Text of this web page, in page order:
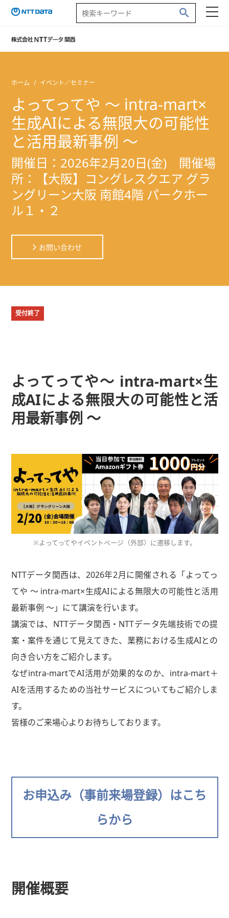
ホーム イベント／セミナー
よってってや ～ intra-mart×
生成AIによる無限大の可能性
と活用最新事例 ～
開催日：2026年2月20日(金) 開催場
所：【大阪】コングレスクエア グラ
ングリーン大阪 南館4階 パークホー
ル１・２
お問い合わせ
受付終了
よってってや～ intra-mart×生
成AIによる無限大の可能性と活
用最新事例 ～
※よってってやイベントページ（外部）に遷移します。
NTTデータ関西は、2026年2月に開催される「よってっ
てや ～ intra-mart×生成AIによる無限大の可能性と活用
最新事例 ～」にて講演を行います。
講演では、NTTデータ関西・NTTデータ先端技術での提
案・案件を通じて見えてきた、業務における生成AIとの
向き合い方をご紹介します。
なぜintra-martでAI活用が効果的なのか、intra-mart＋
AIを活用するための当社サービスについてもご紹介しま
す。
皆様のご来場心よりお待ちしております。
お申込み（事前来場登録）はこち
らから
開催概要